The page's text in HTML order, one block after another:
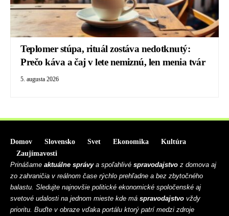
Teplomer stúpa, rituál zostáva nedotknutý:
Prečo káva a čaj v lete nemiznú, len menia tvár
5. augusta 2026
Domov Slovensko Svet Ekonomika
Kultúra
Zaujímavosti
Prinášame aktuálne správya spoľahlivé spravodajstvo z domova aj
zo zahraničia v reálnom čase rýchlo prehľadne a bez zbytočného
balastu. Sledujte najnovšie politické ekonomické spoločenské aj
svetové udalosti na jednom mieste kde má spravodajstvo vždy
prioritu. Buďte v obraze vďaka portálu ktorý patrí medzi zdroje